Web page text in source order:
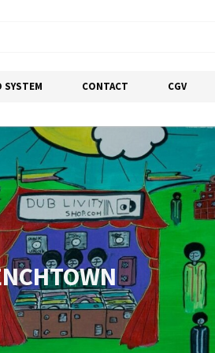
SYSTEM CONTACT CGV